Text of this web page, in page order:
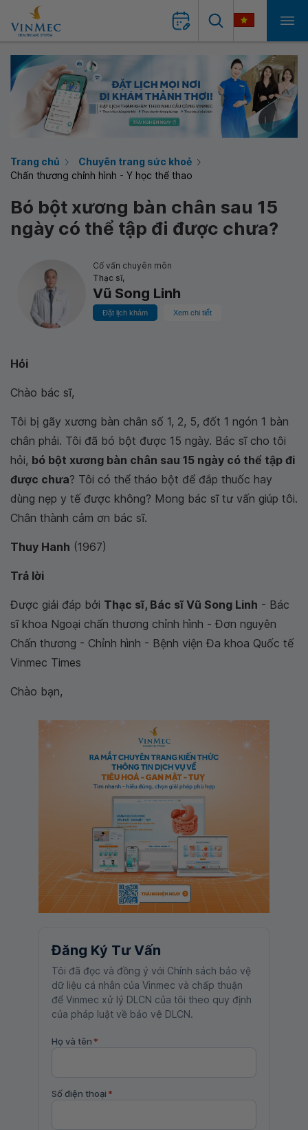
Trang chủ
Chuyên trang sức khoẻ
Chấn thương chỉnh hình - Y học thể thao
Bó bột xương bàn chân sau 15
ngày có thể tập đi được chưa?
Cố vấn chuyên môn
Thạc sĩ,
Vũ Song Linh
Đặt lịch khám Xem chi tiết
Hỏi
Chào bác sĩ,
Tôi bị gãy xương bàn chân số 1, 2, 5, đốt 1 ngón 1 bàn
chân phải. Tôi đã bó bột được 15 ngày. Bác sĩ cho tôi
hỏi, bó bột xương bàn chân sau 15 ngày có thể tập đi
được chưa? Tôi có thể tháo bột để đắp thuốc hay
dùng nẹp y tế được không? Mong bác sĩ tư vấn giúp tôi.
Chân thành cảm ơn bác sĩ.
Thuy Hanh (1967)
Trả lời
Được giải đáp bởi Thạc sĩ, Bác sĩ Vũ Song Linh - Bác
sĩ khoa Ngoại chấn thương chỉnh hình - Đơn nguyên
Chấn thương - Chỉnh hình - Bệnh viện Đa khoa Quốc tế
Vinmec Times
Chào bạn,
Đăng Ký Tư Vấn
Tôi đã đọc và đồng ý với Chính sách bảo vệ
dữ liệu cá nhân của Vinmec và chấp thuận
để Vinmec xử lý DLCN của tôi theo quy định
của pháp luật về bảo vệ DLCN.
Họ và tên *
Số điện thoại *